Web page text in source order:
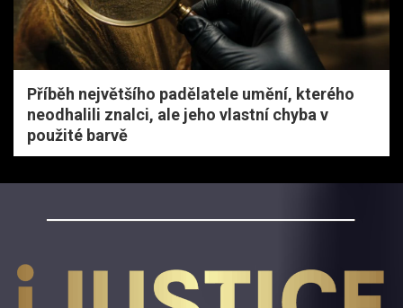
Příběh největšího padělatele umění, kterého
neodhalili znalci, ale jeho vlastní chyba v
použité barvě